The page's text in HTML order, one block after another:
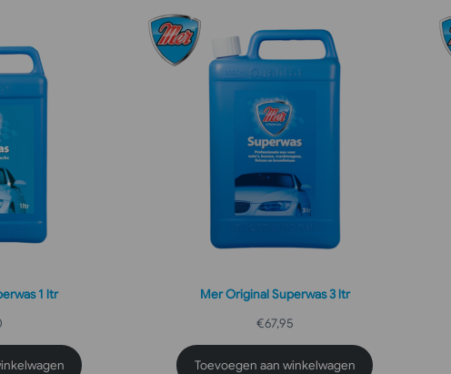
1 ltr
Mer Original Superwas 3 ltr
€67,95
Toevoegen aan winkelwagen